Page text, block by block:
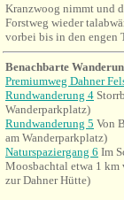
Kranzwoog nimmt und
Forstweg wieder
vorbei bis in den engen
Benachbarte
Premiumweg Dahner
Rundwanderung 4
Wanderparkplatz)
Rundwanderung 5 Von
am Wanderparkplatz)
Naturspaziergang 6 Im
Moosbachtal etwa 1 km
zur Dahner Hütte)